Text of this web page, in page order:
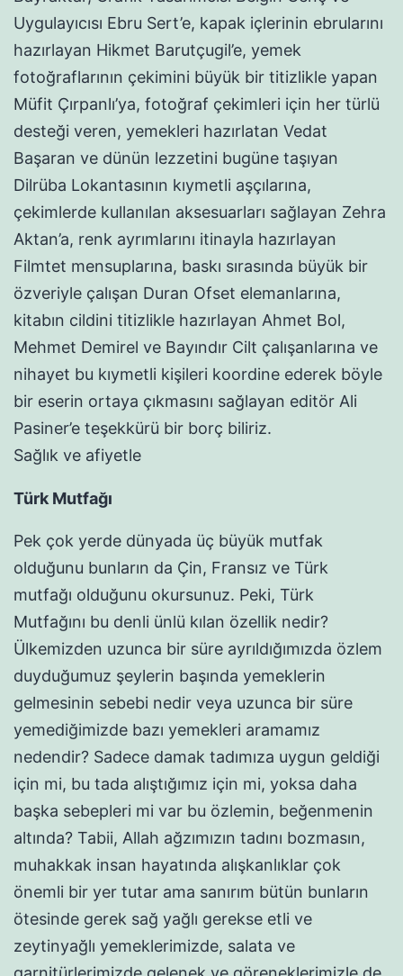
Uygulayıcısı Ebru Sert’e, kapak içlerinin ebrularını
hazırlayan Hikmet Barutçugil’e, yemek
fotoğraflarının çekimini büyük bir titizlikle yapan
Müfit Çırpanlı’ya, fotoğraf çekimleri için her türlü
desteği veren, yemekleri hazırlatan Vedat
Başaran ve dünün lezzetini bugüne taşıyan
Dilrüba Lokantasının kıymetli aşçılarına,
çekimlerde kullanılan aksesuarları sağlayan Zehra
Aktan’a, renk ayrımlarını itinayla hazırlayan
Filmtet mensuplarına, baskı sırasında büyük bir
özveriyle çalışan Duran Ofset elemanlarına,
kitabın cildini titizlikle hazırlayan Ahmet Bol,
Mehmet Demirel ve Bayındır Cilt çalışanlarına ve
nihayet bu kıymetli kişileri koordine ederek böyle
bir eserin ortaya çıkmasını sağlayan editör Ali
Pasiner’e teşekkürü bir borç biliriz.
Sağlık ve afiyetle
Türk Mutfağı
Pek çok yerde dünyada üç büyük mutfak
olduğunu bunların da Çin, Fransız ve Türk
mutfağı olduğunu okursunuz. Peki, Türk
Mutfağını bu denli ünlü kılan özellik nedir?
Ülkemizden uzunca bir süre ayrıldığımızda özlem
duyduğumuz şeylerin başında yemeklerin
gelmesinin sebebi nedir veya uzunca bir süre
yemediğimizde bazı yemekleri aramamız
nedendir? Sadece damak tadımıza uygun geldiği
için mi, bu tada alıştığımız için mi, yoksa daha
başka sebepleri mi var bu özlemin, beğenmenin
altında? Tabii, Allah ağzımızın tadını bozmasın,
muhakkak insan hayatında alışkanlıklar çok
önemli bir yer tutar ama sanırım bütün bunların
ötesinde gerek sağ yağlı gerekse etli ve
zeytinyağlı yemeklerimizde, salata ve